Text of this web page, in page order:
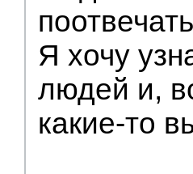
Я хочу
людей и,
какие-то